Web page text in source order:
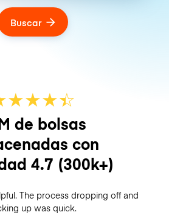
Buscar
★★★☆
★
de bolsas
con
4.7 (300k+)
The process dropping off and
up was quick.